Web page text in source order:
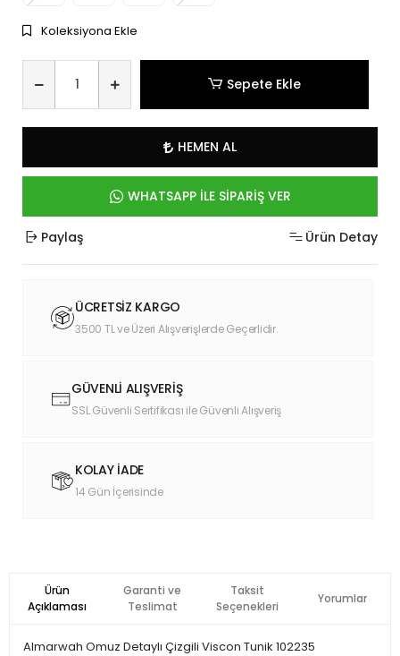
Koleksiyona Ekle
Sepete Ekle
HEMEN AL
WHATSAPP İLE SİPARİŞ VER
Paylaş Ürün Detay
ÜCRETSİZ KARGO
3500 TL ve Üzeri Alışverişlerde Geçerlidir.
GÜVENLİ ALIŞVERİŞ
SSL Güvenli Sertifikası ile Güvenli Alışveriş
KOLAY İADE
14 Gün İçerisinde
Ürün
Açıklaması
Garanti ve
Teslimat
Taksit
Seçenekleri
Yorumlar
Almarwah Omuz Detaylı Çizgili Viscon Tunik 102235